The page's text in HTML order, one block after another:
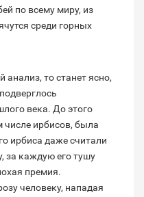
по всему миру, из
среди горных
анализ, то станет ясно,
века. До этого
числе ирбисов, была
ирбиса даже считали
за каждую его тушу
премия.
человеку, нападая